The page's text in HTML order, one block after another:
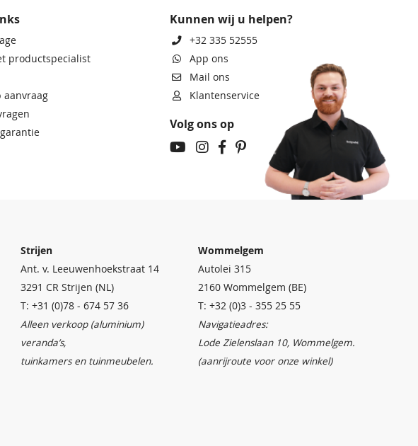
productspecialist
aanvraag
Kunnen wij u helpen?
+32 335 52555
App ons
Mail ons
Klantenservice
Volg ons op
Strijen
Ant. v. Leeuwenhoekstraat 14
3291 CR Strijen (NL)
T: +31 (0)78 - 674 57 36
Alleen verkoop (aluminium)
veranda’s,
tuinkamers en tuinmeubelen.
Wommelgem
Autolei 315
2160 Wommelgem (BE)
T: +32 (0)3 - 355 25 55
Navigatieadres:
Lode Zielenslaan 10, Wommelgem.
(aanrijroute voor onze winkel)